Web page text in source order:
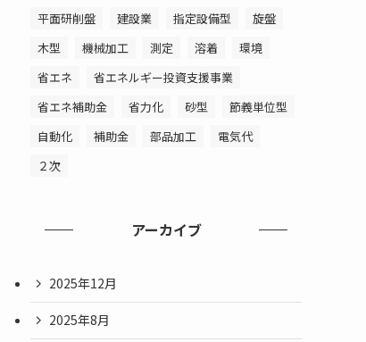
平面研削盤
建設業 指定設備型
旋盤
木型
機械加工 測定 溶着
環境
省エネ
省エネルギー投資支援事業
省エネ補助金
省力化 砂型
節義単位型
自動化
補助金 部品加工
電気代
２次
アーカイブ
2025年12月
2025年8月